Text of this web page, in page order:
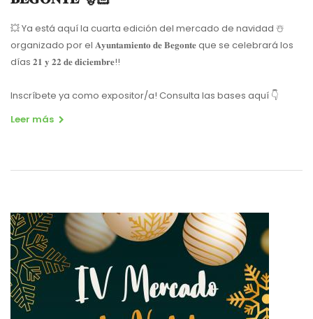
💥 Ya está aquí la cuarta edición del mercado de navidad ☃️
organizado por el 𝐀𝐲𝐮𝐧𝐭𝐚𝐦𝐢𝐞𝐧𝐭𝐨 𝐝𝐞 𝐁𝐞𝐠𝐨𝐧𝐭𝐞 que se celebrará los
días 𝟐𝟏 𝐲 𝟐𝟐 𝐝𝐞 𝐝𝐢𝐜𝐢𝐞𝐦𝐛𝐫𝐞!!
Inscríbete ya como expositor/a! Consulta las bases aquí 👇
Leer más